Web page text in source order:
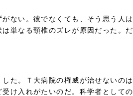
ない。彼でなくても、そう思う人は
単なる頸椎のズレが原因だった。だ
た。Ｔ大病院の権威が治せないのは
け入れがたいのだ。科学者としての